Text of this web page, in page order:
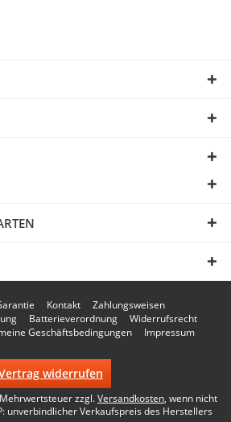
Kontakt
Zahlungsweisen
Batterieverordnung
Widerrufsrecht
Geschäftsbedingungen Impressum
widerrufen
zzgl.Versandkosten, wenn nicht
unverbindlicher Verkaufspreis des Herstellers